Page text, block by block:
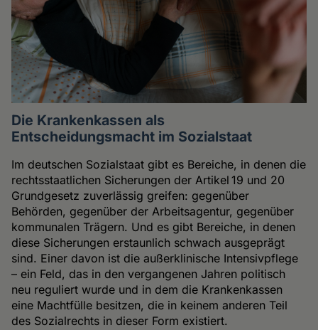
Die Krankenkassen als
Entscheidungsmacht im Sozialstaat
Im deutschen Sozialstaat gibt es Bereiche, in denen die
rechtsstaatlichen Sicherungen der Artikel 19 und 20
Grundgesetz zuverlässig greifen: gegenüber
Behörden, gegenüber der Arbeitsagentur, gegenüber
kommunalen Trägern. Und es gibt Bereiche, in denen
diese Sicherungen erstaunlich schwach ausgeprägt
sind. Einer davon ist die außerklinische Intensivpflege
– ein Feld, das in den vergangenen Jahren politisch
neu reguliert wurde und in dem die Krankenkassen
eine Machtfülle besitzen, die in keinem anderen Teil
des Sozialrechts in dieser Form existiert.